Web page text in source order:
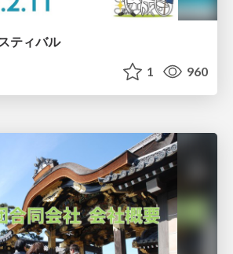
ティバル
1 960